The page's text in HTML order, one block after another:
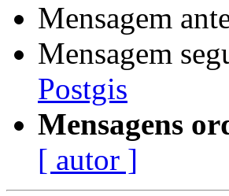
Mensagem
Mensagem
Postgis
Mensagens
[ autor ]